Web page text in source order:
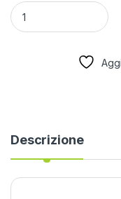
quantità
Descrizione